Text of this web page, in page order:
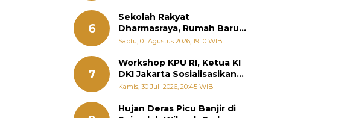
Jepang
6
Sekolah Rakyat
Dharmasraya, Rumah Baru
268 Anak Menggapai Mimpi
Kemiskinan
Sabtu, 01 Agustus 2026, 19:10 WIB
7
Workshop KPU RI, Ketua KI
DKI Jakarta Sosialisasikan
Hukum Acara Penyelesaian
Kamis, 30 Juli 2026, 20:45 WIB
Hujan Deras Picu Banjir di